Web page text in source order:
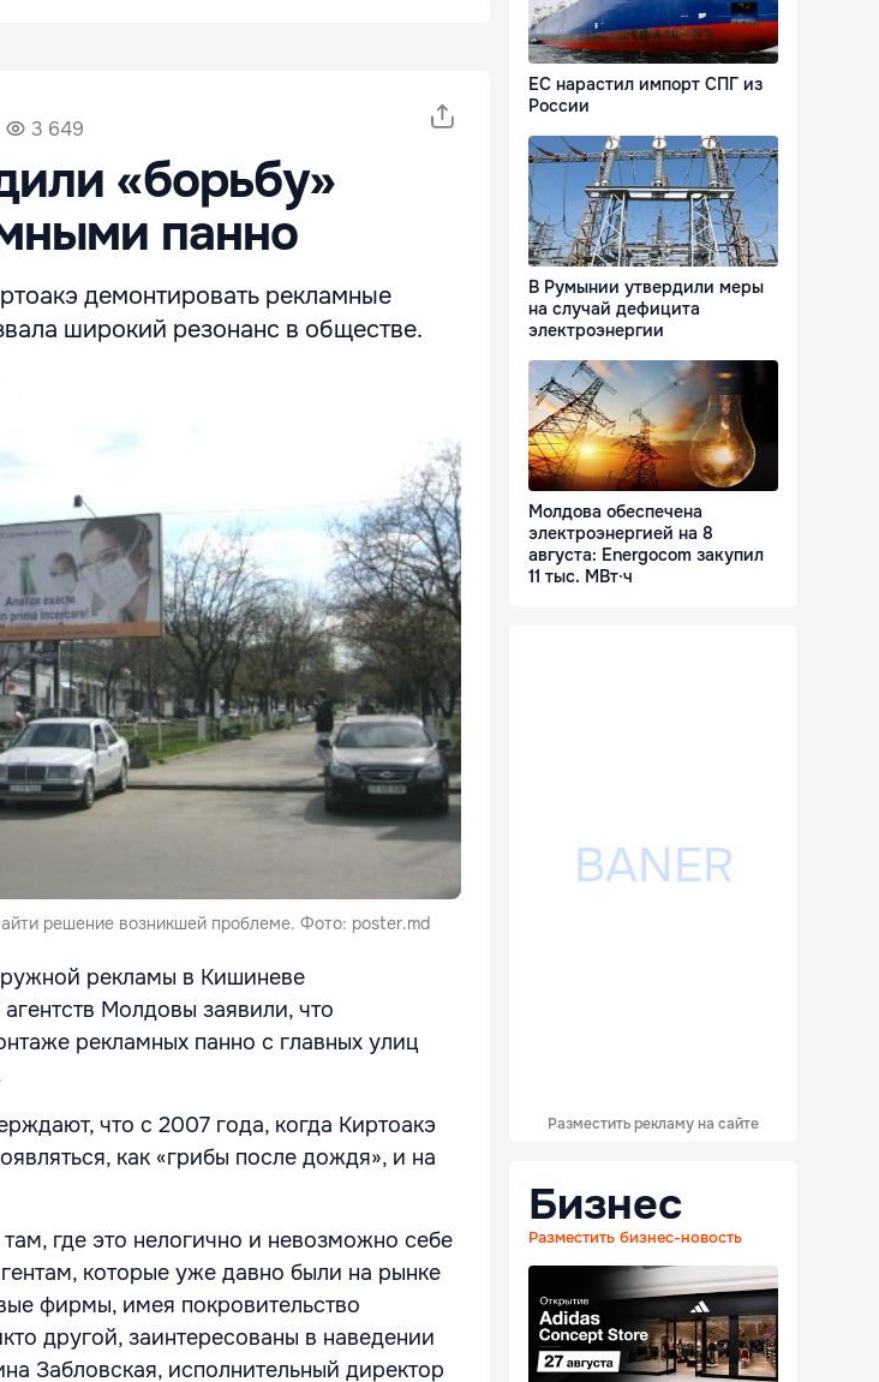
3 649
«борьбу»
панно
демонтировать рекламные
широкий резонанс в обществе.
решение возникшей проблеме. Фото: poster.md
рекламы в Кишиневе
Молдовы заявили, что
рекламных панно с главных улиц
что с 2007 года, когда Киртоакэ
как «грибы после дождя», и на
где это нелогично и невозможно себе
которые уже давно были на рынке
фирмы, имея покровительство
другой, заинтересованы в наведении
Забловская, исполнительный директор
ЕС нарастил импорт СПГ из
России
В Румынии утвердили меры
на случай дефицита
электроэнергии
Молдова обеспечена
электроэнергией на 8
августа: Energocom закупил
11 тыс. МВт·ч
Разместить рекламу на сайте
Бизнес
Разместить бизнес-новость